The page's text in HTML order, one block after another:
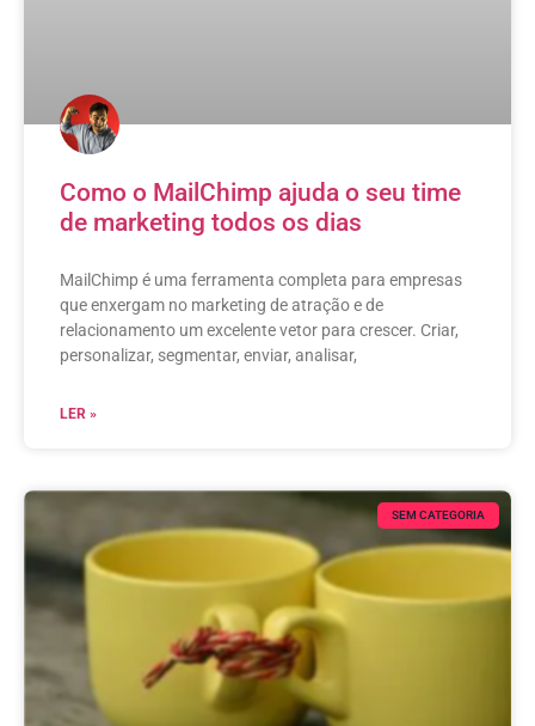
Como o MailChimp ajuda o seu time
de marketing todos os dias
MailChimp é uma ferramenta completa para empresas
que enxergam no marketing de atração e de
relacionamento um excelente vetor para crescer. Criar,
personalizar, segmentar, enviar, analisar,
LER »
SEM CATEGORIA